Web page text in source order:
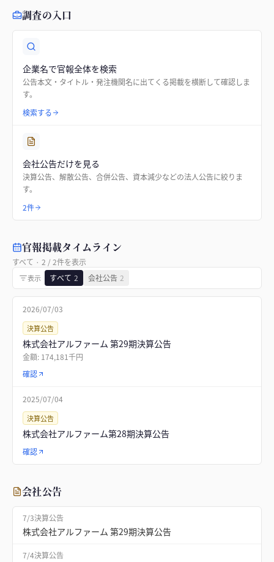
調査の入口
企業名で官報全体を検索
公告本文・タイトル・発注機関名に出てくる掲載を横断して確認しま
す。
検索する
会社公告だけを見る
決算公告、解散公告、合併公告、資本減少などの法人公告に絞りま
す。
2件
官報掲載タイムライン
すべて · 2 /2件を表示
表示 すべて 2 会社公告 2
2026/07/03
決算公告
株式会社アルファーム 第29期決算公告
金額: 174,181千円
確認
2025/07/04
決算公告
株式会社アルファーム第28期決算公告
確認
会社公告
7/3決算公告
株式会社アルファーム 第29期決算公告
7/4決算公告